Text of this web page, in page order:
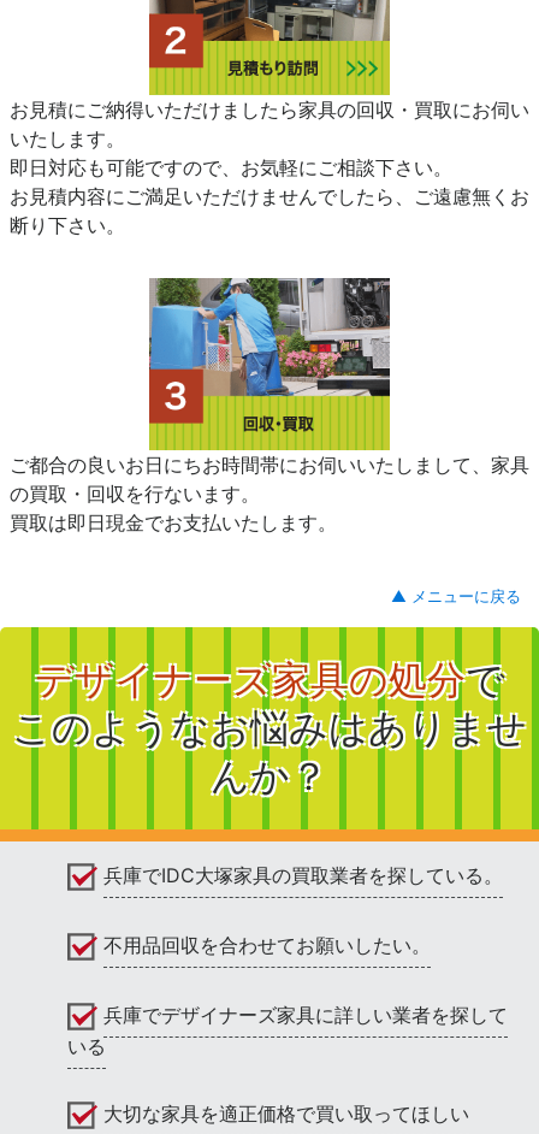
お見積にご納得いただけましたら家具の回収・買取にお伺い
いたします。
即日対応も可能ですので、お気軽にご相談下さい。
お見積内容にご満足いただけませんでしたら、ご遠慮無くお
断り下さい。
ご都合の良いお日にちお時間帯にお伺いいたしまして、家具
の買取・回収を行ないます。
買取は即日現金でお支払いたします。
▲ メニューに戻る
デザイナーズ家具の処分で
このようなお悩みはありませ
んか？
兵庫でIDC大塚家具の買取業者を探している。
不用品回収を合わせてお願いしたい。
兵庫でデザイナーズ家具に詳しい業者を探して
いる
大切な家具を適正価格で買い取ってほしい